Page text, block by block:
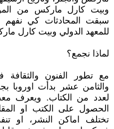
وبيت كارل ماركس من
سبقت المحادثات كي نفهم
للمعهد الدولي وبيت كارل
لماذا نجمع؟
مع تطور الفنون والثقافة
والثامن عشر بدأت اوروبا
لعدد من الكتاب. ويعرف
الحصول على الكتب او
تختلف اماكن النشر، او